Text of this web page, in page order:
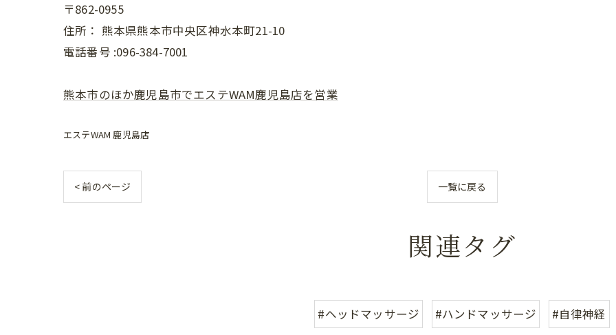
〒862-0955
住所： 熊本県熊本市中央区神水本町21-10
電話番号 :096-384-7001
熊本市のほか鹿児島市でエステWAM鹿児島店を営業
エステWAM 鹿児島店
< 前のページ 一覧に戻る
関連タグ
#ヘッドマッサージ #ハンドマッサージ #自律神経